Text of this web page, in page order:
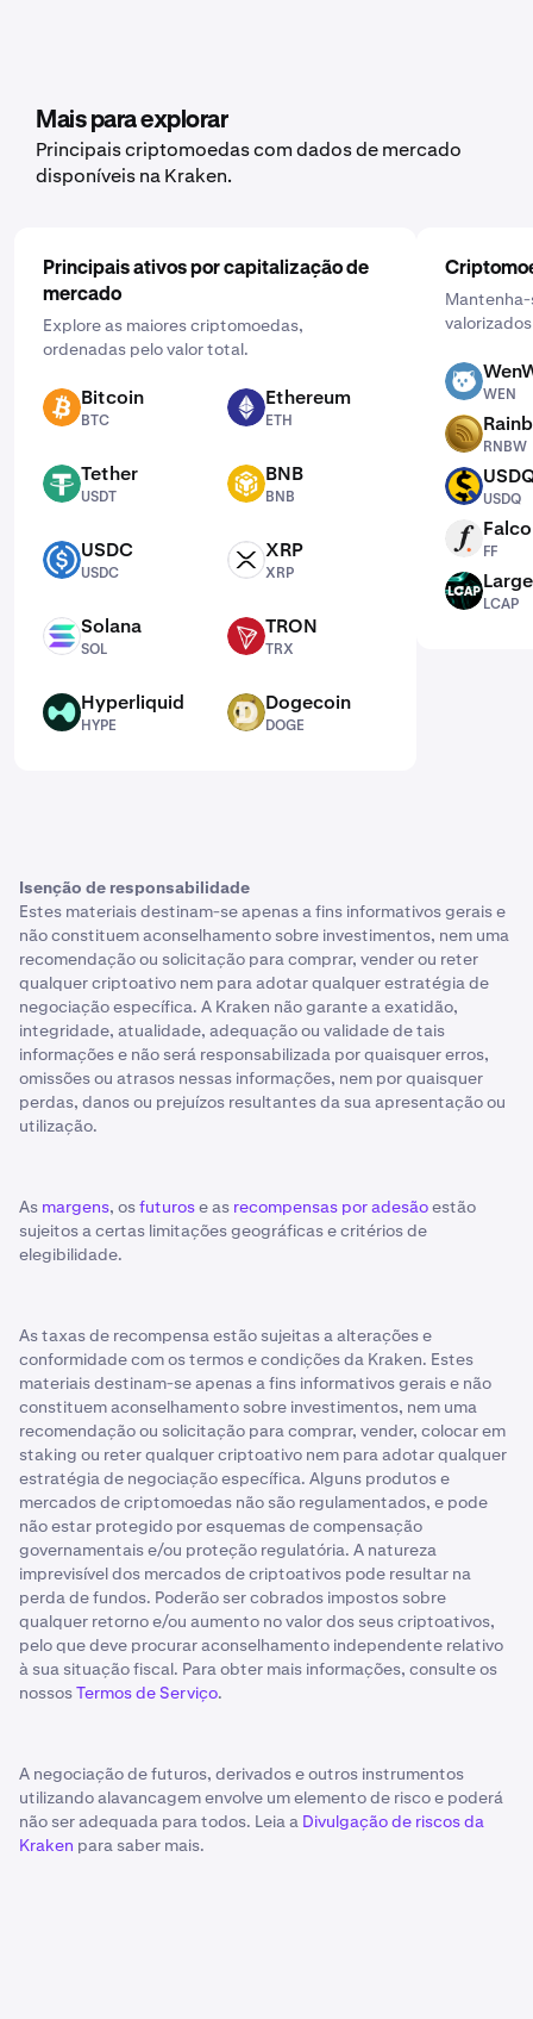
Mais para explorar
Principais criptomoedas com dados de mercado
disponíveis na Kraken.
Principais ativos por capitalização de
mercado
Explore as maiores criptomoedas,
ordenadas pelo valor total.
BTC Bitcoin
BTC
ETH Ethereum
ETH
USDT Tether
USDT
BNB BNB
BNB
USDC USDC
USDC
XRP XRP
XRP
SOL Solana
SOL
TRX TRON
TRX
HYPE Hyperliquid
HYPE
DOGE Dogecoin
DOGE
WEN
WEN
RNBW
RNBW
USDQ
USDQ
FF
FF
LCAP
LCAP
Isenção de responsabilidade
Estes materiais destinam-se apenas a fins informativos gerais e
não constituem aconselhamento sobre investimentos, nem uma
recomendação ou solicitação para comprar, vender ou reter
qualquer criptoativo nem para adotar qualquer estratégia de
negociação específica. A Kraken não garante a exatidão,
integridade, atualidade, adequação ou validade de tais
informações e não será responsabilizada por quaisquer erros,
omissões ou atrasos nessas informações, nem por quaisquer
perdas, danos ou prejuízos resultantes da sua apresentação ou
utilização.
As margens, osfuturose as recompensas por adesãoestão
sujeitos a certas limitações geográficas e critérios de
elegibilidade.
As taxas de recompensa estão sujeitas a alterações e
conformidade com os termos e condições da Kraken. Estes
materiais destinam-se apenas a fins informativos gerais e não
constituem aconselhamento sobre investimentos, nem uma
recomendação ou solicitação para comprar, vender, colocar em
staking ou reter qualquer criptoativo nem para adotar qualquer
estratégia de negociação específica. Alguns produtos e
mercados de criptomoedas não são regulamentados, e pode
não estar protegido por esquemas de compensação
governamentais e/ou proteção regulatória. A natureza
imprevisível dos mercados de criptoativos pode resultar na
perda de fundos. Poderão ser cobrados impostos sobre
qualquer retorno e/ou aumento no valor dos seus criptoativos,
pelo que deve procurar aconselhamento independente relativo
à sua situação fiscal. Para obter mais informações, consulte os
nossosTermos de Serviço.
A negociação de futuros, derivados e outros instrumentos
utilizando alavancagem envolve um elemento de risco e poderá
não ser adequada para todos. Leia a Divulgação de riscos da
Kraken para saber mais.